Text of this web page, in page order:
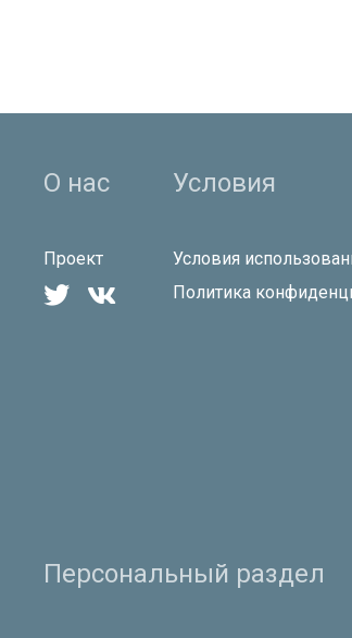
О нас
Проект
 
Условия
Условия
Политика
Персональный раздел